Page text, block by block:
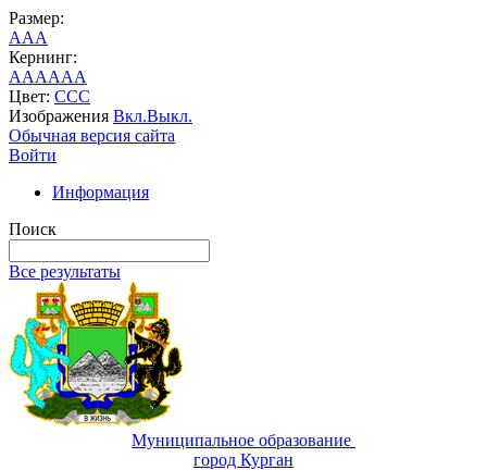
Размер:
AAA
Кернинг:
AAAAAA
Цвет: CCC
Изображения Вкл.Выкл.
Обычная версия сайта
Войти
Информация
Поиск
Все результаты
Муниципальное образование
город Курган